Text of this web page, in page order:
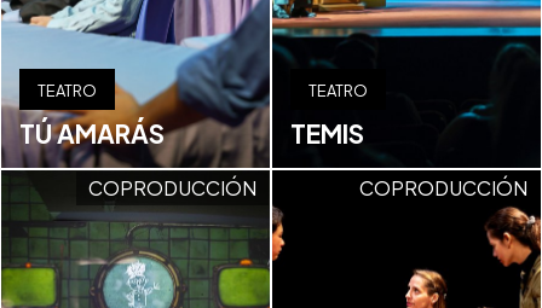
TEATRO
TÚ AMARÁS
TEATRO
TEMIS
COPRODUCCIÓN COPRODUCCIÓN